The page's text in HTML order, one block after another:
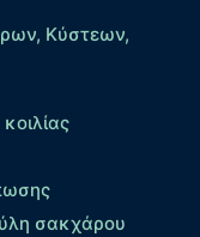
Κύστεων,
σακχάρου